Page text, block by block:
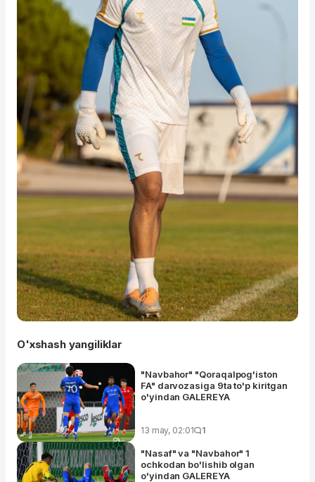
O'xshash yangiliklar
"Navbahor" "Qoraqalpog'iston
FA" darvozasiga 9ta to'p kiritgan
o'yindan GALEREYA
13 may, 02:01 1
"Nasaf" va "Navbahor" 1
ochkodan bo'lishib olgan
o'yindan GALEREYA